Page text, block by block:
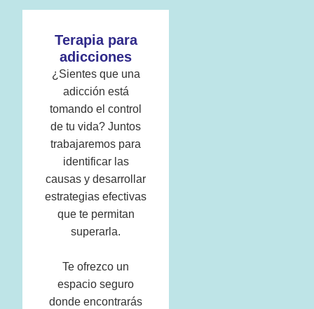
Terapia para
adicciones
¿Sientes que una
adicción está
tomando el control
de tu vida? Juntos
trabajaremos para
identificar las
causas y desarrollar
estrategias efectivas
que te permitan
superarla.
Te ofrezco un
espacio seguro
donde encontrarás